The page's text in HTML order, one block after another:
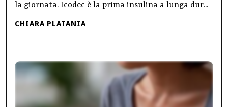
la giornata. Icodec è la prima insulina a lunga dur...
CHIARA PLATANIA